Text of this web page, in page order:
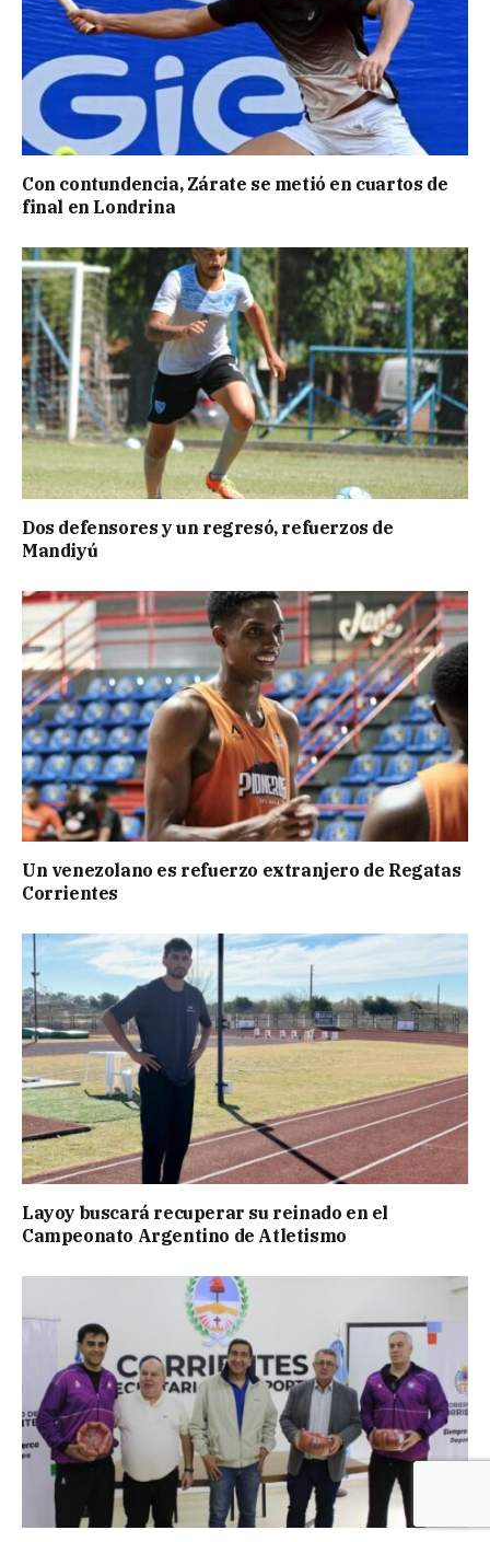
Con contundencia, Zárate se metió en cuartos de
final en Londrina
Dos defensores y un regresó, refuerzos de
Mandiyú
Un venezolano es refuerzo extranjero de Regatas
Corrientes
Layoy buscará recuperar su reinado en el
Campeonato Argentino de Atletismo